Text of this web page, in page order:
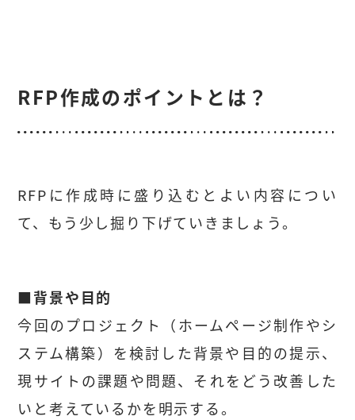
RFP作成のポイントとは？
RFPに作成時に盛り込むとよい内容につい
て、もう少し掘り下げていきましょう。
■背景や目的
今回のプロジェクト（ホームページ制作やシ
ステム構築）を検討した背景や目的の提示、
現サイトの課題や問題、それをどう改善した
いと考えているかを明示する。